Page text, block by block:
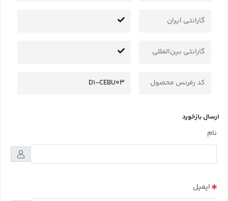
گارانتی ایران
گارانتی بین‌المللی
کد رفرنس محصول D1-CEBU03
ارسال بازخورد
نام
ایمیل